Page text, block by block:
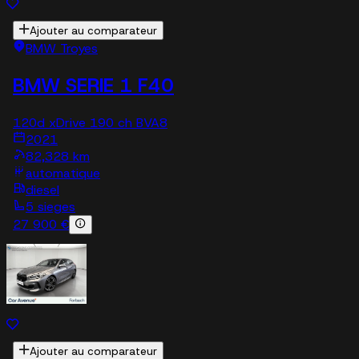
Ajouter au comparateur
BMW Troyes
BMW SERIE 1 F40
120d xDrive 190 ch BVA8
2021
82,328 km
automatique
diesel
5 sieges
27 900 €
Ajouter au comparateur